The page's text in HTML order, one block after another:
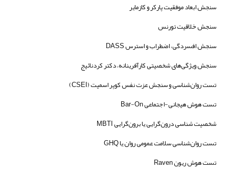
سنجش ابعاد موفقیت پارکر و کازمایر
سنجش خلاقیت تورنس
سنجش افسردگی، اضطراب و استرس DASS
سنجش ویژگی‌های شخصیتی کارآفرینانه، دکتر کردنائیج
تست روان‌شناسی و سنجش عزت نفس کوپر اسمیت (CSEI)
تست هوش هیجانی-اجتماعی Bar-On
شخصیت شناسی درون‌گرایی یا برون‌گرایی MBTI
تست روان‌شناسی سلامت عمومی روان یا GHQ
تست هوش ریون Raven